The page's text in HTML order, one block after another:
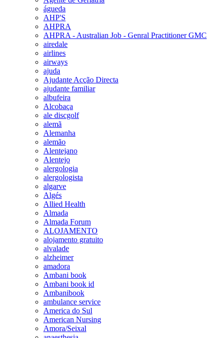
águeda
AHP'S
AHPRA
AHPRA - Australian Job - Genral Practitioner GMC
airedale
airlines
airways
ajuda
Ajudante Acção Directa
ajudante familiar
albufeira
Alcobaça
ale discgolf
alemã
Alemanha
alemão
Alentejano
Alentejo
alergologia
alergologista
algarve
Algés
Allied Health
Almada
Almada Forum
ALOJAMENTO
alojamento gratuito
alvalade
alzheimer
amadora
Ambani book
Ambani book id
Ambanibook
ambulance service
America do Sul
American Nursing
Amora/Seixal